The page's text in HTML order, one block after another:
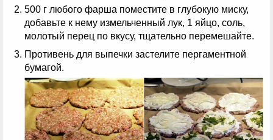
500 г любого фарша поместите в глубокую миску,
добавьте к нему измельченный лук, 1 яйцо, соль,
молотый перец по вкусу, тщательно перемешайте.
Противень для выпечки застелите пергаментной
бумагой.